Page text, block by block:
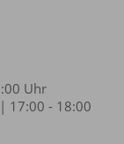
Uhr
17:00 - 18:00